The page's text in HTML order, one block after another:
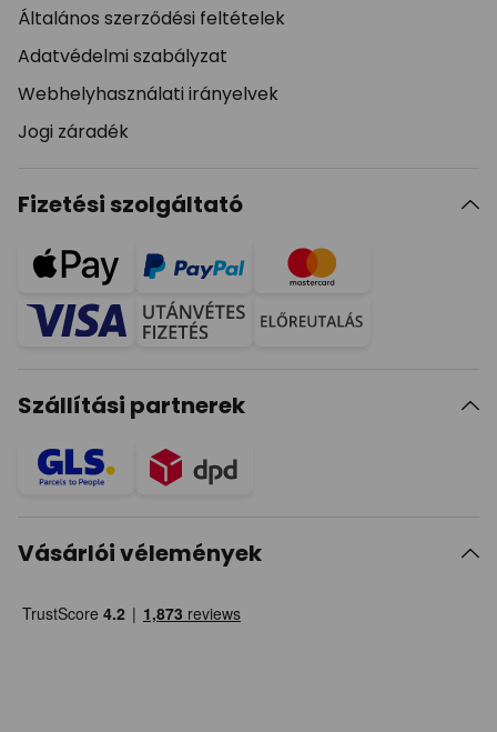
Általános szerződési feltételek
Adatvédelmi szabályzat
Webhelyhasználati irányelvek
Jogi záradék
Fizetési szolgáltató
Szállítási partnerek
Vásárlói vélemények